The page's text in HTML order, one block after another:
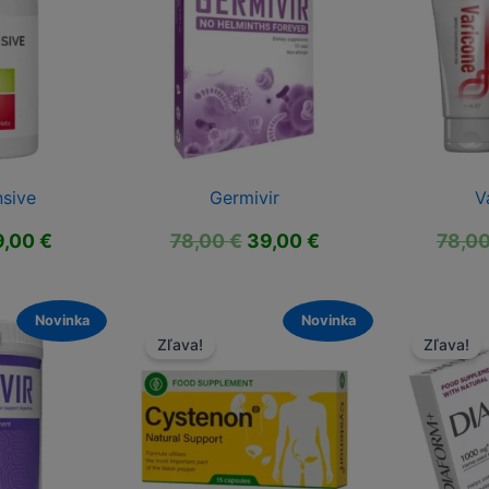
€.
€
29,00 €.
Germivir
78,00€ Pôvodná
78,00 €.
39,00 €Aktuálna
39,00 €.
Novinka Novinka
Zľava! Zľava!